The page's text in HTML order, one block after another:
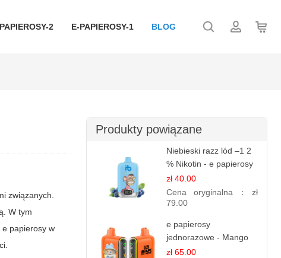
2 E-PAPIEROSY-1 BLOG
związanych.
W tym
e papierosy w
Produkty powiązane
Niebieski razz lód –1 2
% Nikotin - e papierosy
jednorazowe
zł 40.00
Cena oryginalna： zł
79.00
e papierosy
jednorazowe - Mango
Ananas – 25,000 Puffs
zł 65.00